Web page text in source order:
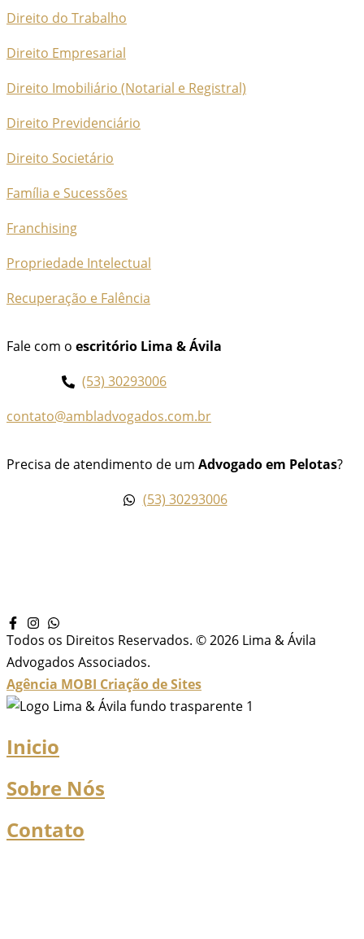
Direito do Trabalho
Direito Empresarial
Direito Imobiliário (Notarial e Registral)
Direito Previdenciário
Direito Societário
Família e Sucessões
Franchising
Propriedade Intelectual
Recuperação e Falência
Fale com o escritório Lima & Ávila
(53) 30293006
contato@ambladvogados.com.br
Precisa de atendimento de um Advogado em Pelotas?
(53) 30293006
Todos os Direitos Reservados. © 2026 Lima & Ávila
Advogados Associados.
Agência MOBI Criação de Sites
Inicio
Sobre Nós
Contato